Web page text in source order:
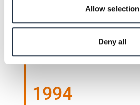
Allow selection
Deny all
Leistungspotential.
1994